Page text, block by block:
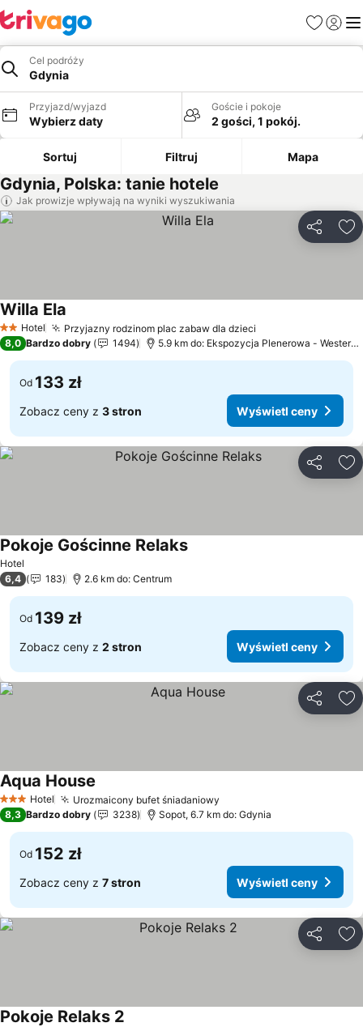
Ulubione
Cel podróży
Gdynia
Przyjazd/wyjazd
Wybierz daty
Goście i pokoje
2 gości, 1 pokój.
Sortuj Filtruj Mapa
Gdynia, Polska: tanie hotele
Jak prowizje wpływają na wyniki wyszukiwania
2 Kategoria
Hotel Przyjazny rodzinom plac zabaw dla dzieci
Willa Ela
8,0 Bardzo dobry 1494 5.9 km do: Ekspozycja Plenerowa -
Od 133 zł
Zobacz ceny z 3 stron Wyświetl ceny
Hotel
Pokoje Gościnne RelaksWyświetl ceny
6,4 183 2.6 km do: Centrum
Od 139 zł
Zobacz ceny z 2 stron Wyświetl ceny
3 Kategoria
Hotel Urozmaicony bufet śniadaniowy
Aqua House
8,3 Bardzo dobry 3238 Sopot, 6.7 km do: Gdynia
Od 152 zł
Zobacz ceny z 7 stron Wyświetl ceny
Pokoje Relaks 2